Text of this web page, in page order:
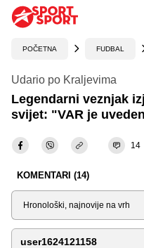
POČETNA FUDBAL
Udario po Kraljevima
Legendarni veznjak
svijet: "VAR je
14
KOMENTARI (14)
Sortiraj
user1624121158